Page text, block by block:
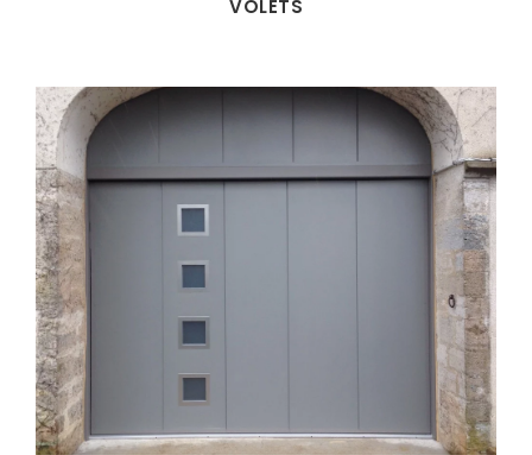
VOLETS